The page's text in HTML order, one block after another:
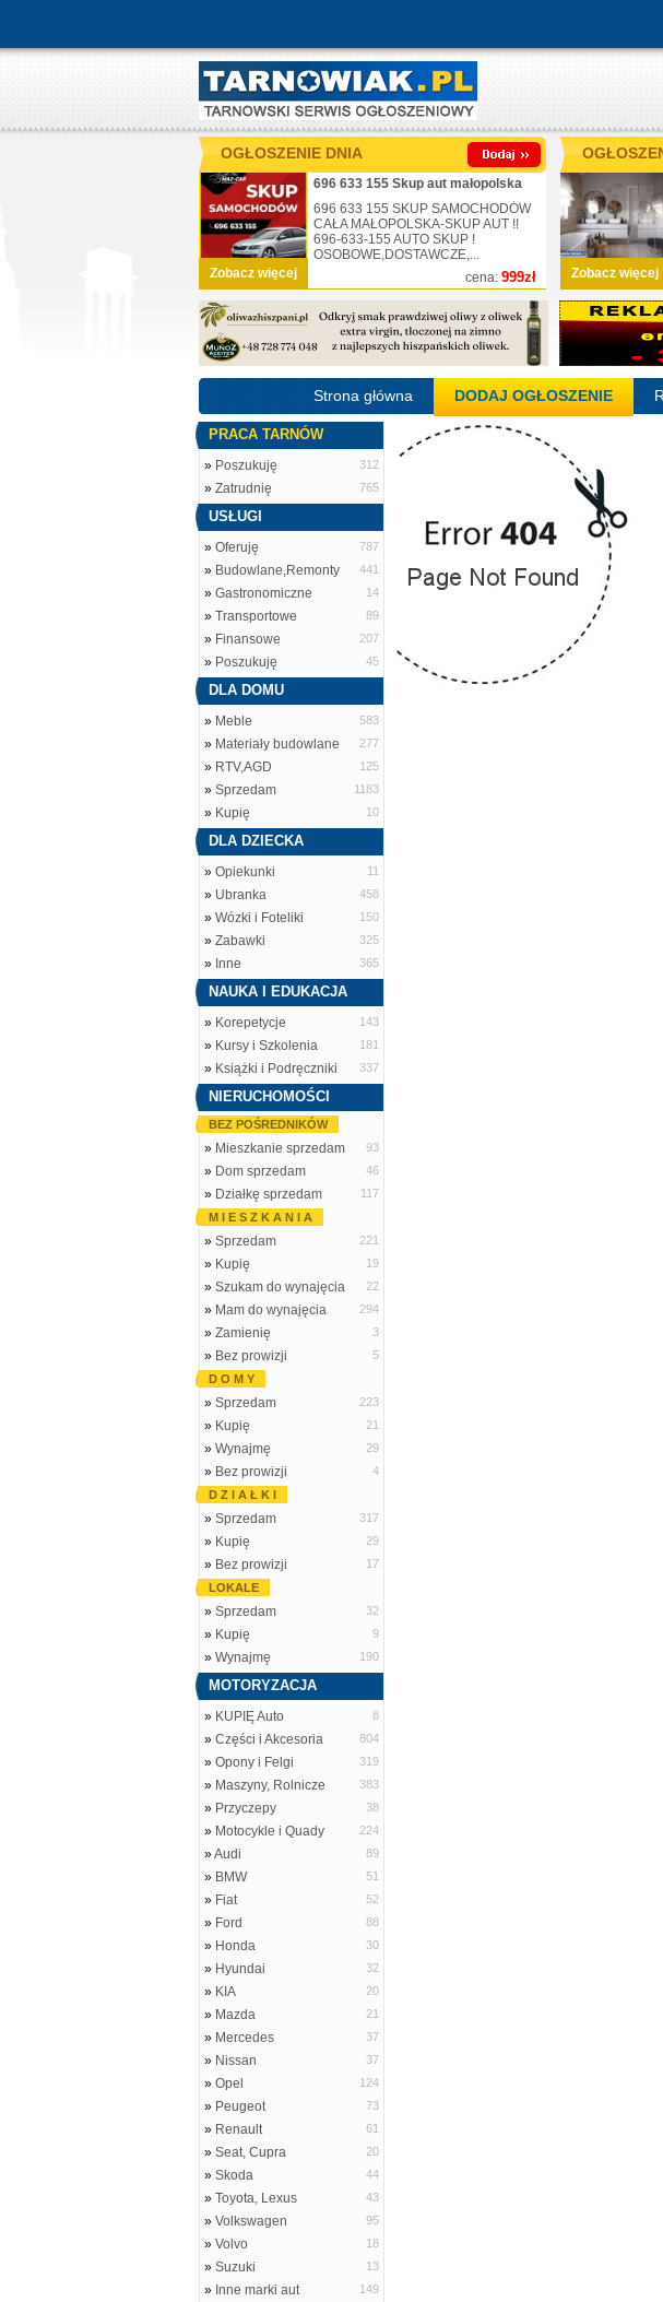
OGŁOSZENIE DNIA
Zobacz więcej cena: 999zł
696 633 155 Skup aut małopolska
696 633 155 SKUP SAMOCHODÓW
CAŁA MAŁOPOLSKA-SKUP AUT !!
696-633-155 AUTO SKUP !
OSOBOWE,DOSTAWCZE,...
Zobacz więcej
Strona główna DODAJ OGŁOSZENIE
PRACA TARNÓW
» Poszukuję 312
» Zatrudnię 765
USŁUGI
» Oferuję 787
» Budowlane,Remonty 441
» Gastronomiczne 14
» Transportowe 89
» Finansowe 207
» Poszukuję 45
DLA DOMU
» Meble 583
» Materiały budowlane 277
» RTV,AGD 125
» Sprzedam 1183
» Kupię 10
DLA DZIECKA
» Opiekunki 11
» Ubranka 458
» Wózki i Foteliki 150
» Zabawki 325
» Inne 365
NAUKA I EDUKACJA
» Korepetycje 143
» Kursy i Szkolenia 181
» Książki i Podręczniki 337
NIERUCHOMOŚCI
BEZ POŚREDNIKÓW
» Mieszkanie sprzedam 93
» Dom sprzedam 46
» Działkę sprzedam
117
M I E S Z K A N I A
» Sprzedam 221
» Kupię 19
» Szukam do wynajęcia 22
» Mam do wynajęcia 294
» Zamienię 3
» Bez prowizji
5
D O M Y
» Sprzedam 223
» Kupię 21
» Wynajmę 29
» Bez prowizji
4
D Z I A Ł K I
» Sprzedam 317
» Kupię 29
» Bez prowizji
17
LOKALE
» Sprzedam 32
» Kupię 9
» Wynajmę 190
MOTORYZACJA
» KUPIĘ Auto 8
» Części i Akcesoria 804
» Opony i Felgi 319
» Maszyny, Rolnicze 383
» Przyczepy 38
» Motocykle i Quady 224
»Audi 89
» BMW 51
» Fiat 52
» Ford 88
» Honda 30
» Hyundai 32
» KIA 20
» Mazda 21
» Mercedes 37
» Nissan 37
» Opel 124
» Peugeot 73
» Renault 61
» Seat, Cupra 20
» Skoda 44
» Toyota, Lexus 43
» Volkswagen 95
» Volvo 18
» Suzuki 13
» Inne marki aut 149